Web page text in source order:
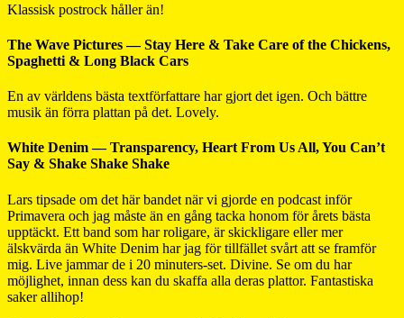
Klassisk postrock håller än!
The Wave Pictures — Stay Here & Take Care of the Chickens,
Spaghetti & Long Black Cars
En av världens bästa textförfattare har gjort det igen. Och bättre
musik än förra plattan på det. Lovely.
White Denim — Transparency, Heart From Us All, You Can’t
Say & Shake Shake Shake
Lars tipsade om det här bandet när vi gjorde en podcast inför
Primavera och jag måste än en gång tacka honom för årets bästa
upptäckt. Ett band som har roligare, är skickligare eller mer
älskvärda än White Denim har jag för tillfället svårt att se framför
mig. Live jammar de i 20 minuters-set. Divine. Se om du har
möjlighet, innan dess kan du skaffa alla deras plattor. Fantastiska
saker allihop!